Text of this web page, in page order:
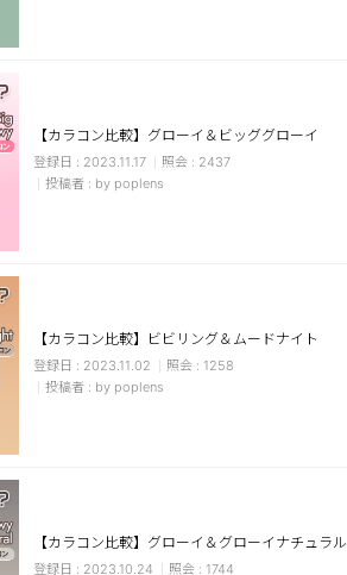
【カラコン比較】グローイ＆ビッググローイ
2023.11.17
2437
by poplens
【カラコン比較】ビビリング＆ムードナイト
2023.11.02
1258
by poplens
【カラコン比較】グローイ＆グローイナチュラル
2023.10.24
1744